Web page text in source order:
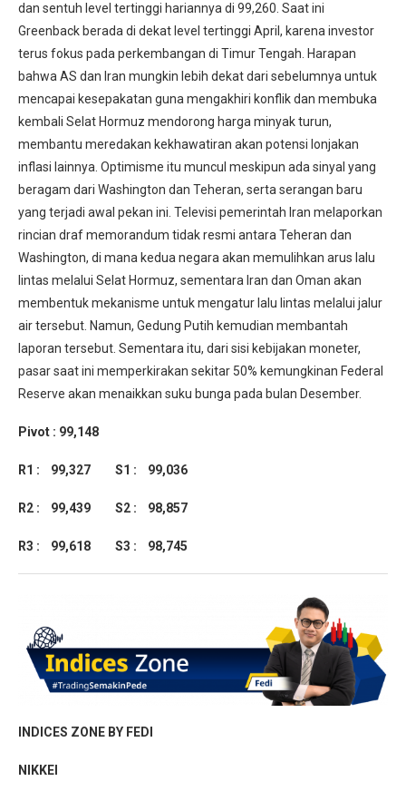
dan sentuh level tertinggi hariannya di 99,260. Saat ini
Greenback berada di dekat level tertinggi April, karena investor
terus fokus pada perkembangan di Timur Tengah. Harapan
bahwa AS dan Iran mungkin lebih dekat dari sebelumnya untuk
mencapai kesepakatan guna mengakhiri konflik dan membuka
kembali Selat Hormuz mendorong harga minyak turun,
membantu meredakan kekhawatiran akan potensi lonjakan
inflasi lainnya. Optimisme itu muncul meskipun ada sinyal yang
beragam dari Washington dan Teheran, serta serangan baru
yang terjadi awal pekan ini. Televisi pemerintah Iran melaporkan
rincian draf memorandum tidak resmi antara Teheran dan
Washington, di mana kedua negara akan memulihkan arus lalu
lintas melalui Selat Hormuz, sementara Iran dan Oman akan
membentuk mekanisme untuk mengatur lalu lintas melalui jalur
air tersebut. Namun, Gedung Putih kemudian membantah
laporan tersebut. Sementara itu, dari sisi kebijakan moneter,
pasar saat ini memperkirakan sekitar 50% kemungkinan Federal
Reserve akan menaikkan suku bunga pada bulan Desember.
Pivot : 99,148
R1 : 99,327 S1 : 99,036
R2 : 99,439 S2 : 98,857
R3 : 99,618 S3 : 98,745
INDICES ZONE BY FEDI
NIKKEI